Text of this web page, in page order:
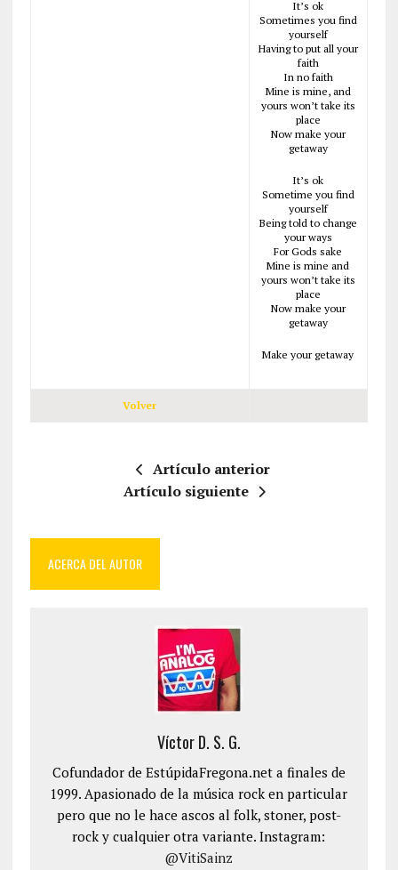
It’s ok
Sometimes you find
yourself
Having to put all your
faith
In no faith
Mine is mine, and
yours won’t take its
place
Now make your
getaway
It’s ok
Sometime you find
yourself
Being told to change
your ways
For Gods sake
Mine is mine and
yours won’t take its
place
Now make your
getaway
Make your getaway
Volver
Artículo anterior
Artículo siguiente
ACERCA DEL AUTOR
Víctor D. S. G.
Cofundador de EstúpidaFregona.net a finales de
1999. Apasionado de la música rock en particular
pero que no le hace ascos al folk, stoner, post-
rock y cualquier otra variante. Instagram:
@VitiSainz